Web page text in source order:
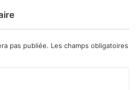
pas publiée. Les champs obligatoires